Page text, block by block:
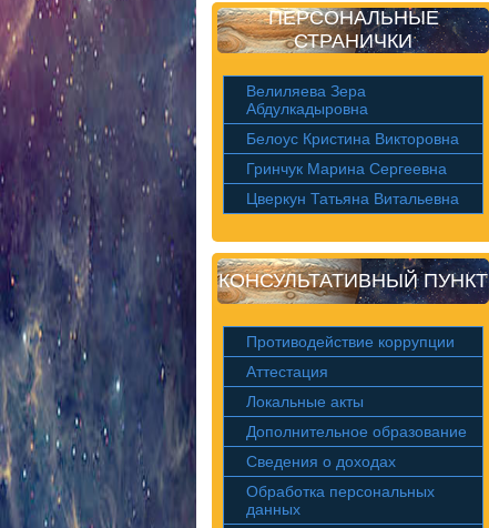
ПЕРСОНАЛЬНЫЕ
СТРАНИЧКИ
Велиляева Зера
Абдулкадыровна
Белоус Кристина Викторовна
Гринчук Марина Сергеевна
Цверкун Татьяна Витальевна
КОНСУЛЬТАТИВНЫЙ ПУНКТ
Противодействие коррупции
Аттестация
Локальные акты
Дополнительное образование
Сведения о доходах
Обработка персональных
данных